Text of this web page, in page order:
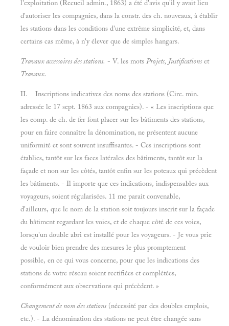
l'exploitation (Recueil admin., 1863) a été d'avis qu'il y avait lieu
d'autoriser les compagnies, dans la constr. des ch. nouveaux, à établir
les stations dans les conditions d'une extrême simplicité, et, dans
certains cas même, à n'y élever que de simples hangars.
Travaux accessoires des stations. - V. les mots Projets, Justifications et
Travaux.
II. Inscriptions indicatives des noms des stations (Cire. min.
adressée le 17 sept. 1863 aux compagnies). - « Les inscriptions que
les eomp. de ch. de fer font placer sur les bâtiments des stations,
pour en faire connaître la dénomination, ne présentent aucune
uniformité et sont souvent insuffisantes. - Ces inscriptions sont
établies, tantôt sur les faces latérales des bâtiments, tantôt sur la
façade et non sur les côtés, tantôt enfin sur les poteaux qui précèdent
les bâtiments. - Il importe que ces indications, indispensables aux
voyageurs, soient régularisées. 11 me parait convenable,
d'ailleurs, que le nom de la station soit toujours inscrit sur la façade
du bâtiment regardant les voies, et de chaque côté de ces voies,
lorsqu'un double abri est installé pour les voyageurs. - Je vous prie
de vouloir bien prendre des mesures le plus promptement
possible, en ce qui vous concerne, pour que les indications des
stations de votre réseau soient rectifiées et complétées,
conformément aux observations qui précèdent. »
Changement de nom des stations (nécessité par des doubles emplois,
etc.). - La dénomination des stations ne peut être changée sans